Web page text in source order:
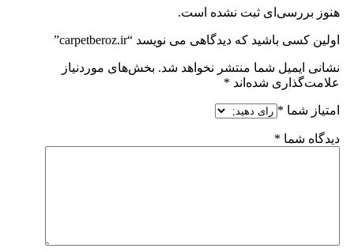
هنوز بررسی‌ای ثبت نشده است.
اولین کسی باشید که دیدگاهی می نویسد “carpetberoz.ir”
نشانی ایمیل شما منتشر نخواهد شد. بخش‌های موردنیاز
علامت‌گذاری شده‌اند *
امتیاز شما *
دیدگاه شما *